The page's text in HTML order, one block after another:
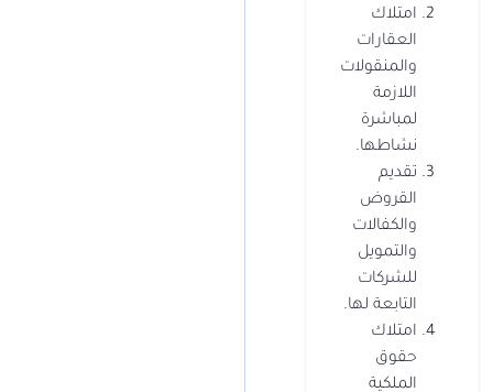
امتلاك
العقارات
والمنقولات
اللازمة
لمباشرة
نشاطها.
تقديم
القروض
والكفالات
والتمويل
للشركات
التابعة لها.
امتلاك
حقوق
الملكية